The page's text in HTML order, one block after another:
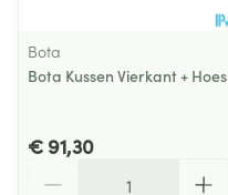
Bota
Bota Kussen Vierkant + Hoes
€ 91,30